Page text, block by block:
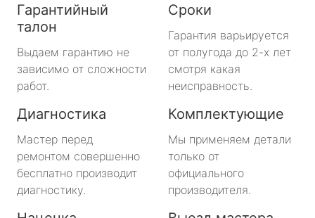
Гарантийный
талон
Выдаем гарантию не
зависимо от сложности
работ.
Сроки
Гарантия варьируется
от полугода до 2-х лет
смотря какая
неисправность.
Диагностика
Мастер перед
ремонтом совершенно
бесплатно производит
диагностику.
Комплектующие
Мы применяем детали
только от
официального
производителя.